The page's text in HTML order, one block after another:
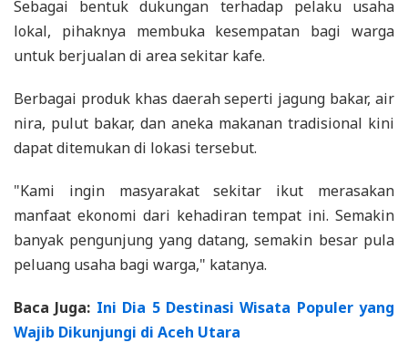
Sebagai bentuk dukungan terhadap pelaku usaha
lokal, pihaknya membuka kesempatan bagi warga
untuk berjualan di area sekitar kafe.
Berbagai produk khas daerah seperti jagung bakar, air
nira, pulut bakar, dan aneka makanan tradisional kini
dapat ditemukan di lokasi tersebut.
"Kami ingin masyarakat sekitar ikut merasakan
manfaat ekonomi dari kehadiran tempat ini. Semakin
banyak pengunjung yang datang, semakin besar pula
peluang usaha bagi warga," katanya.
Baca Juga: Ini Dia 5 Destinasi Wisata Populer yang
Wajib Dikunjungi di Aceh Utara